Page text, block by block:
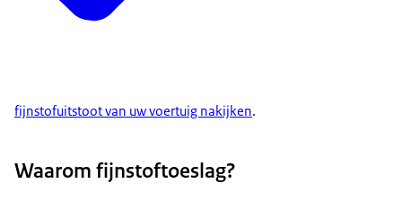
fijnstofuitstoot van uw voertuig nakijken.
Waarom fijnstoftoeslag?